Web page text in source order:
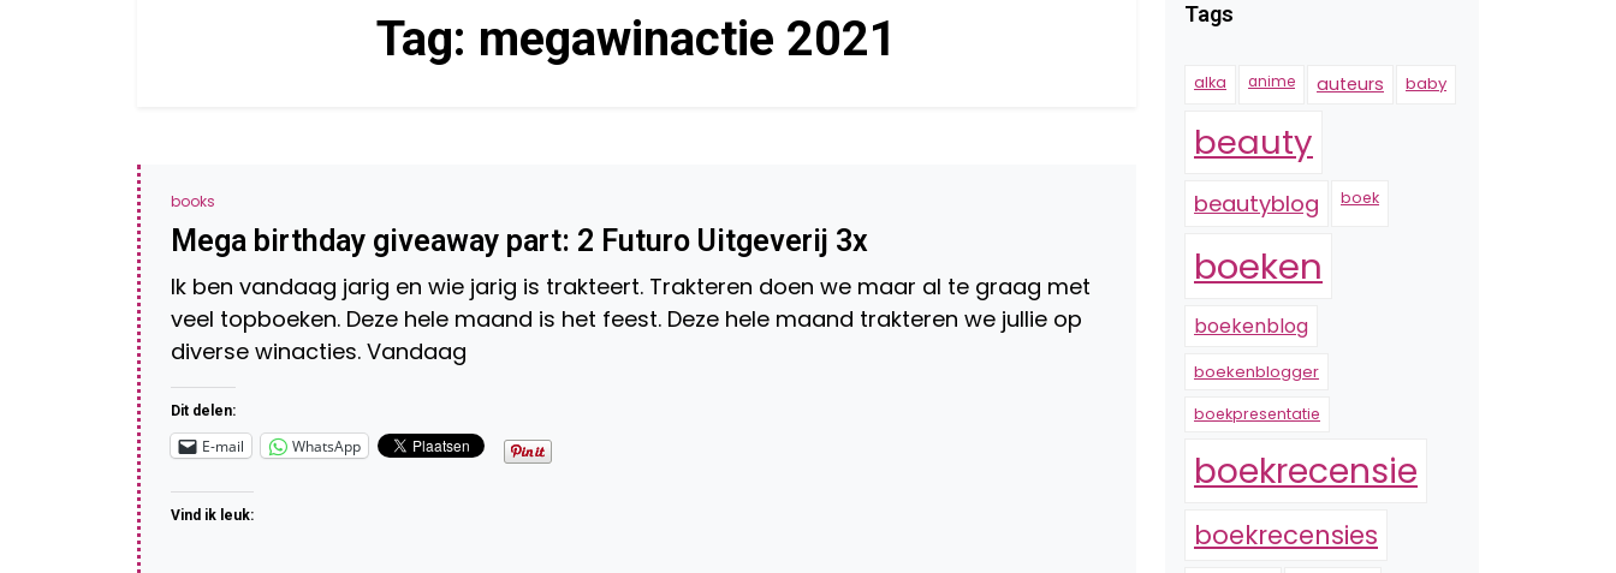
Tag: megawinactie 2021
books
Mega birthday giveaway part: 2 Futuro Uitgeverij 3x
Ik ben vandaag jarig en wie jarig is trakteert. Trakteren doen we maar al te graag met
veel topboeken. Deze hele maand is het feest. Deze hele maand trakteren we jullie op
diverse winacties. Vandaag
Dit delen:
E-mail WhatsApp
Vind ik leuk:
Tags
alka anime auteurs baby
beauty
beautyblog boek
boeken
boekenblog
boekenblogger
boekpresentatie
boekrecensie
boekrecensies